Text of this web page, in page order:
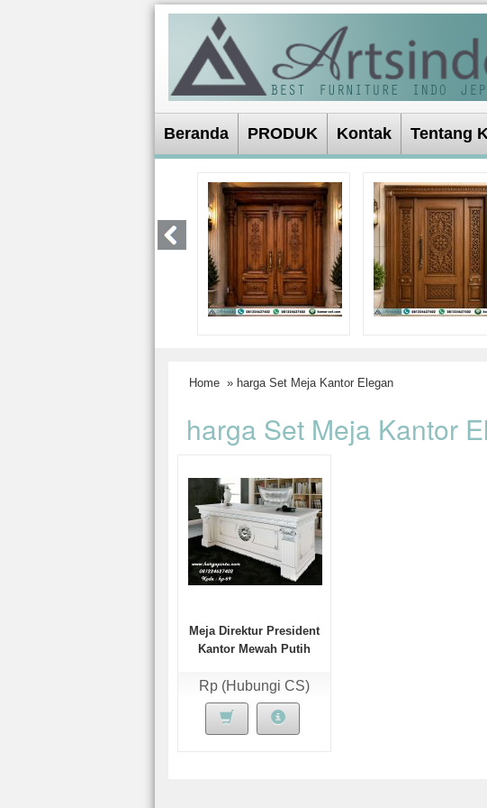
Beranda PRODUK Kontak Tentang
Home » harga Set Meja Kantor Elegan
harga Set Meja Kantor
Meja Direktur President
Kantor Mewah Putih
Rp (Hubungi CS)